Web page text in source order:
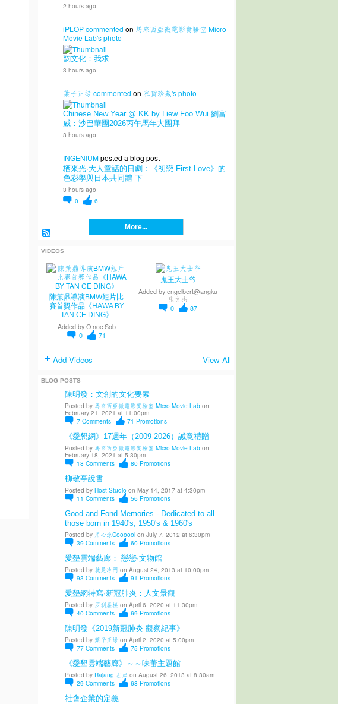
2 hours ago
iPLOPcommented on 馬來西亞微電影實驗室 Micro
Movie Lab'sphoto
韵文化：我求
3 hours ago
葉子正绿 commented on 私貨珍藏'sphoto
Chinese New Year @ KK by Liew Foo Wui 劉富
威：沙巴華團2026丙午馬年大團拜
3 hours ago
INGENIUMposted a blog post
栖來光·大人童話的日劇：《初戀 First Love》的
色彩學與日本共同體 下
3 hours ago
0
6
More...
VIDEOS
陳策鼎導演BMW短片比
賽首獎作品《HAWA BY
TAN CE DING》
Added by O noc Sob
0
71
鬼王大士爷
Added byengelbert@angku
张文杰
0
87
Add Videos View All
BLOG POSTS
陳明發：文創的文化要素
Posted by 馬來西亞微電影實驗室 Micro Movie Labon
February 21, 2021 at 11:00pm
7 Comments 71 Promotions
《愛懇網》17週年（2009-2026）誠意禮贈
Posted by 馬來西亞微電影實驗室 Micro Movie Labon
February 18, 2021 at 5:30pm
18 Comments 80 Promotions
柳敬亭說書
Posted by Host Studioon May 14, 2017 at 4:30pm
11 Comments 56 Promotions
Good and Fond Memories - Dedicated to all
those born in 1940's, 1950's & 1960's
Posted by 用心涼Cooooolon July 7, 2012 at 6:30pm
39 Comments 60 Promotions
愛墾雲端藝廊： 戀戀·文物館
Posted by 就是冷門 on August 24, 2013 at 10:00pm
93 Comments 91 Promotions
愛墾網特寫·新冠肺炎：人文景觀
Posted by 罗刹蜃楼 on April 6, 2020 at 11:30pm
40 Comments 69 Promotions
陳明發《2019新冠肺炎 觀察紀事》
Posted by 葉子正绿 on April 2, 2020 at 5:00pm
77 Comments 75 Promotions
《愛墾雲端藝廊》～～味蕾主題館
Posted by Rajang 左岸 on August 26, 2013 at 8:30am
29 Comments 68 Promotions
社會企業的定義